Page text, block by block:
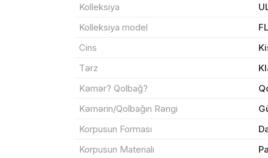
Kolleksiya
Kolleksiya model
Cins
Tərz
Kəmər? Qolbağ?
Kəmərin/Qolbağın Rəngi
Korpusun Forması
Korpusun Materialı